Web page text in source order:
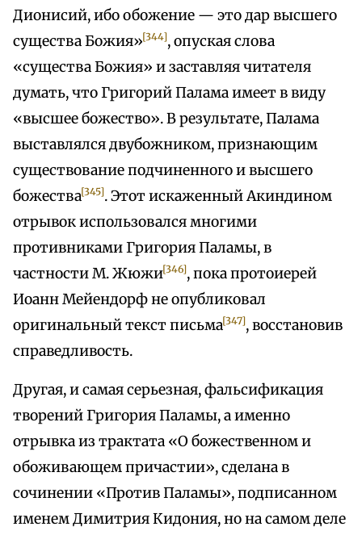
Дионисий, ибо обожение — это дар высшего
существа Божия»[344], опуская слова
«существа Божия» и заставляя читателя
думать, что Григорий Палама имеет в виду
«высшее божество». В результате, Палама
выставлялся двубожником, признающим
существование подчиненного и высшего
божества[345]. Этот искаженный Акиндином
отрывок использовался многими
противниками Григория Паламы, в
частности М. Жюжи[346], пока протоиерей
Иоанн Мейендорф не опубликовал
оригинальный текст письма[347], восстановив
справедливость.
Другая, и самая серьезная, фальсификация
творений Григория Паламы, а именно
отрывка из трактата «О божественном и
обоживающем причастии», сделана в
сочинении «Против Паламы», подписанном
именем Димитрия Кидония, но на самом деле